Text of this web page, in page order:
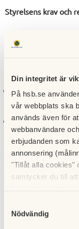
Din integritet är
På hsb.se
vår webbplats ska
används även för
webbanvändare
erbjudanden som
annonsering
"Tillåt alla cookies"
samtycker du till
cookies och välja
Nödvändig
Styrelsens krav och
medgivande. Lämna
skicka e-post till
lägga ett kuvert i
Om du avser att
placeringen av
lämna in en ritning
Läs föreningens